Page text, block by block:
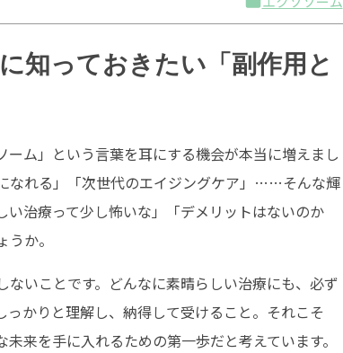
知っておきたい「副作用と
ム」という言葉を耳にする機会が本当に増えまし
なれる」「次世代のエイジングケア」……そんな輝
治療って少し怖いな」「デメリットはないのか
か。
いことです。どんなに素晴らしい治療にも、必ず
かりと理解し、納得して受けること。それこそ
来を手に入れるための第一歩だと考えています。